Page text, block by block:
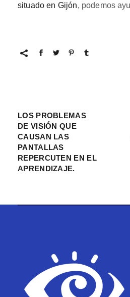
situado en Gijón, podemos
LOS PROBLEMAS
DE VISIÓN QUE
CAUSAN LAS
PANTALLAS
REPERCUTEN EN EL
APRENDIZAJE.